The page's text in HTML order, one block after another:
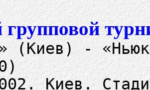
(Киев) -
Киев.